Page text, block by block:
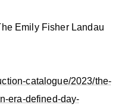
Emily Fisher Landau
catalogue/2023/the-
era-defined-day-